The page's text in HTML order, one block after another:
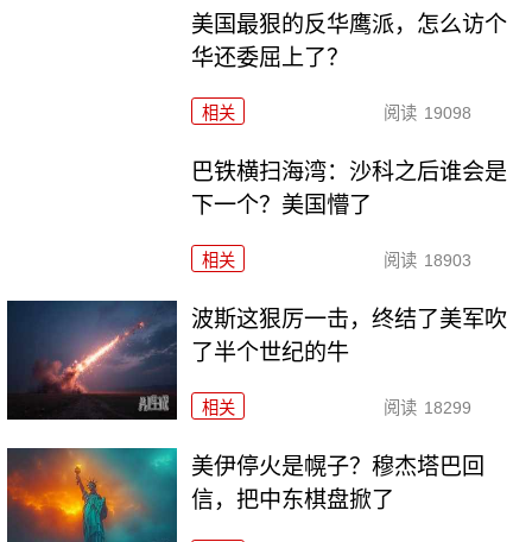
美国最狠的反华鹰派，怎么访个
华还委屈上了？
相关 阅读 19098
巴铁横扫海湾：沙科之后谁会是
下一个？美国懵了
相关 阅读 18903
波斯这狠厉一击，终结了美军吹
了半个世纪的牛
相关 阅读 18299
美伊停火是幌子？穆杰塔巴回
信，把中东棋盘掀了